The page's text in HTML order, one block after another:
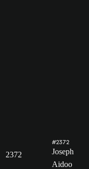
2372
#2372
Joseph
Aidoo